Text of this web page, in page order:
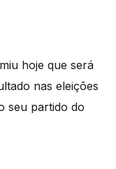
hoje que será
nas eleições
seu partido do